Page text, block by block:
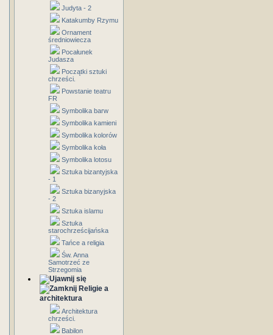
Judyta - 2
Katakumby Rzymu
Ornament
średniowiecza
Pocałunek
Judasza
Początki sztuki
chrześci.
Powstanie teatru
FR
Symbolika barw
Symbolika kamieni
Symbolika kolorów
Symbolika koła
Symbolika lotosu
Sztuka bizantyjska
- 1
Sztuka bizanyjska
- 2
Sztuka islamu
Sztuka
starochrześcijańska
Tańce a religia
Św. Anna
Samotrzeć ze
Strzegomia
Religie a
architektura
Architektura
chrześci.
Babilon